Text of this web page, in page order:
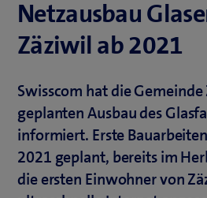
Netzausbau
Zäziwil ab 2021
Swisscom hat die
geplanten Ausbau des
informiert. Erste
2021 geplant, bereits im
die ersten Einwohner von